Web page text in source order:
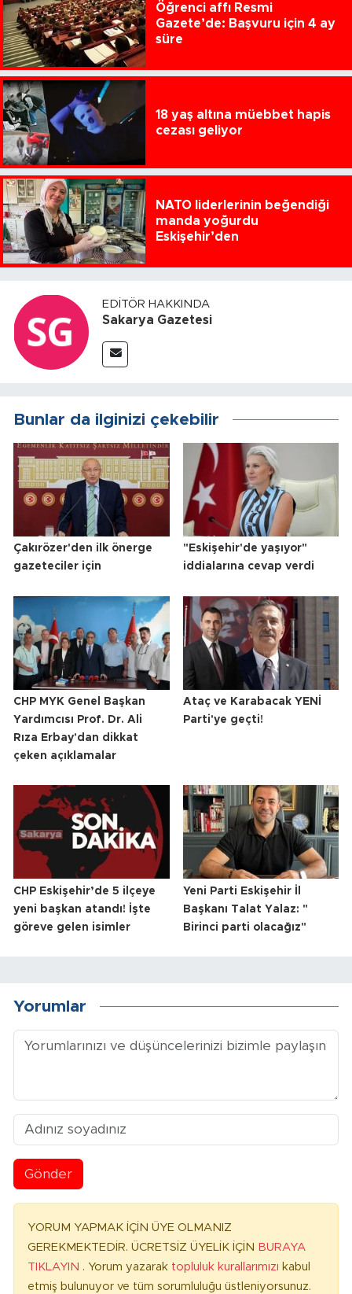
Öğrenci affı Resmi
Gazete’de: Başvuru için 4 ay
süre
18 yaş altına müebbet hapis
cezası geliyor
NATO liderlerinin beğendiği
manda yoğurdu
Eskişehir’den
EDITÖR HAKKINDA
Sakarya Gazetesi
Bunlar da ilginizi çekebilir
Çakırözer'den ilk önerge
gazeteciler için
"Eskişehir'de yaşıyor"
iddialarına cevap verdi
CHP MYK Genel Başkan
Yardımcısı Prof. Dr. Ali
Rıza Erbay'dan dikkat
çeken açıklamalar
Ataç ve Karabacak YENİ
Parti'ye geçti!
CHP Eskişehir’de 5 ilçeye
yeni başkan atandı! İşte
göreve gelen isimler
Yeni Parti Eskişehir İl
Başkanı Talat Yalaz: "
Birinci parti olacağız"
Yorumlar
Gönder
YORUM YAPMAK İÇİN ÜYE OLMANIZ
GEREKMEKTEDİR. ÜCRETSİZ ÜYELİK İÇİN BURAYA
TIKLAYIN . Yorum yazarak topluluk kurallarımızı kabul
etmiş bulunuyor ve tüm sorumluluğu üstleniyorsunuz.